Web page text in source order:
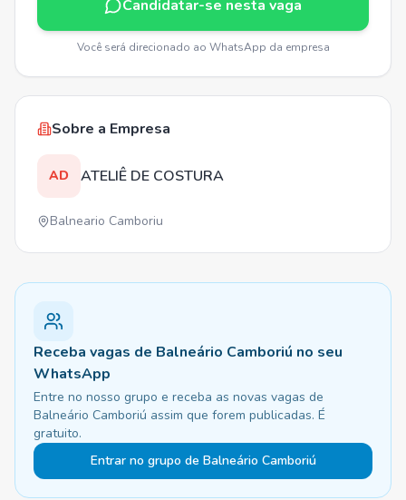
Candidatar-se nesta vaga
Você será direcionado ao WhatsApp da empresa
Sobre a Empresa
AD ATELIÊ DE COSTURA
Balneario Camboriu
Receba vagas de Balneário Camboriú no seu
WhatsApp
Entre no nosso grupo e receba as novas vagas de
Balneário Camboriú assim que forem publicadas. É
gratuito.
Entrar no grupo de Balneário Camboriú